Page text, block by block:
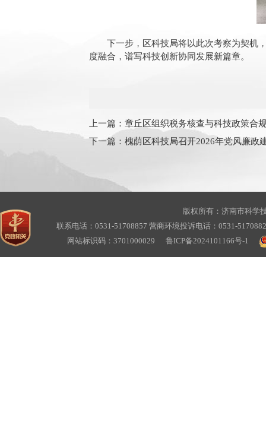
下一步，区科技局将以此次考察为契机
度融合，谱写科技创新协同发展新篇章。
上一篇： 章丘区组织税务核查与科技政策合
下一篇： 槐荫区科技局召开2026年党风廉政
版权所有：济南市科学
联系电话：0531-51708857 营商环境投诉电话：0531-
网站标识码：3701000029
鲁ICP备2024101166号-1